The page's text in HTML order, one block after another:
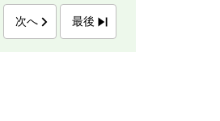
次へ 最後